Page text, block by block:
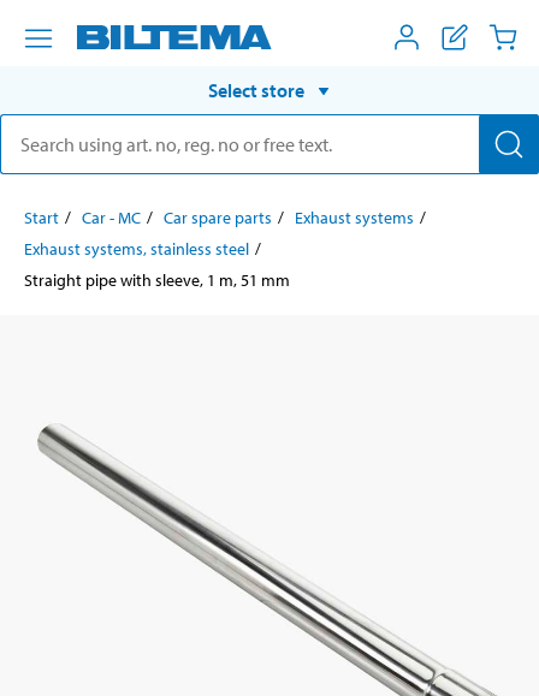
Select store
Start Car - MC Car spare parts
Exhaust systems
Exhaust systems, stainless steel
Straight pipe with sleeve, 1 m, 51 mm